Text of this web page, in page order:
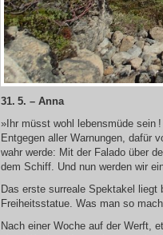
31. 5. – Anna
»Ihr müsst wohl lebensmüde sein
Entgegen aller Warnungen, dafür
wahr werde: Mit der Falado über
dem Schiff. Und nun werden wir
Das erste surreale Spektakel
Freiheitsstatue. Was man so
Nach einer Woche auf der Werft,